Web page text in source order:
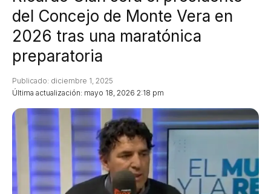
del Concejo de Monte Vera en
2026 tras una maratónica
preparatoria
Última actualización: mayo 18, 2026 2:18 pm
Publicado: diciembre 1, 2025